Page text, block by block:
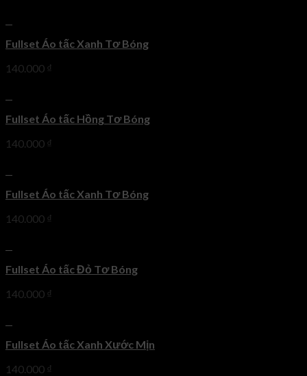
Fullset Áo tấc Xanh Tơ Bóng
140.000 ₫
Fullset Áo tấc Hồng Tơ Bóng
140.000 ₫
Fullset Áo tấc Xanh Tơ Bóng
140.000 ₫
Fullset Áo tấc Đỏ Tơ Bóng
140.000 ₫
Fullset Áo tấc Xanh Xước Mịn
140.000 ₫